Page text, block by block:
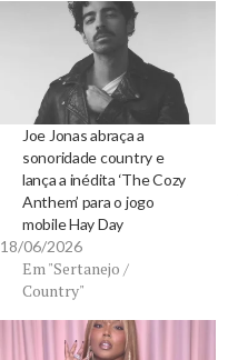
Joe Jonas abraça a
sonoridade country e
lança a inédita ‘The Cozy
Anthem’ para o jogo
mobile Hay Day
18/06/2026
Em "Sertanejo /
Country"